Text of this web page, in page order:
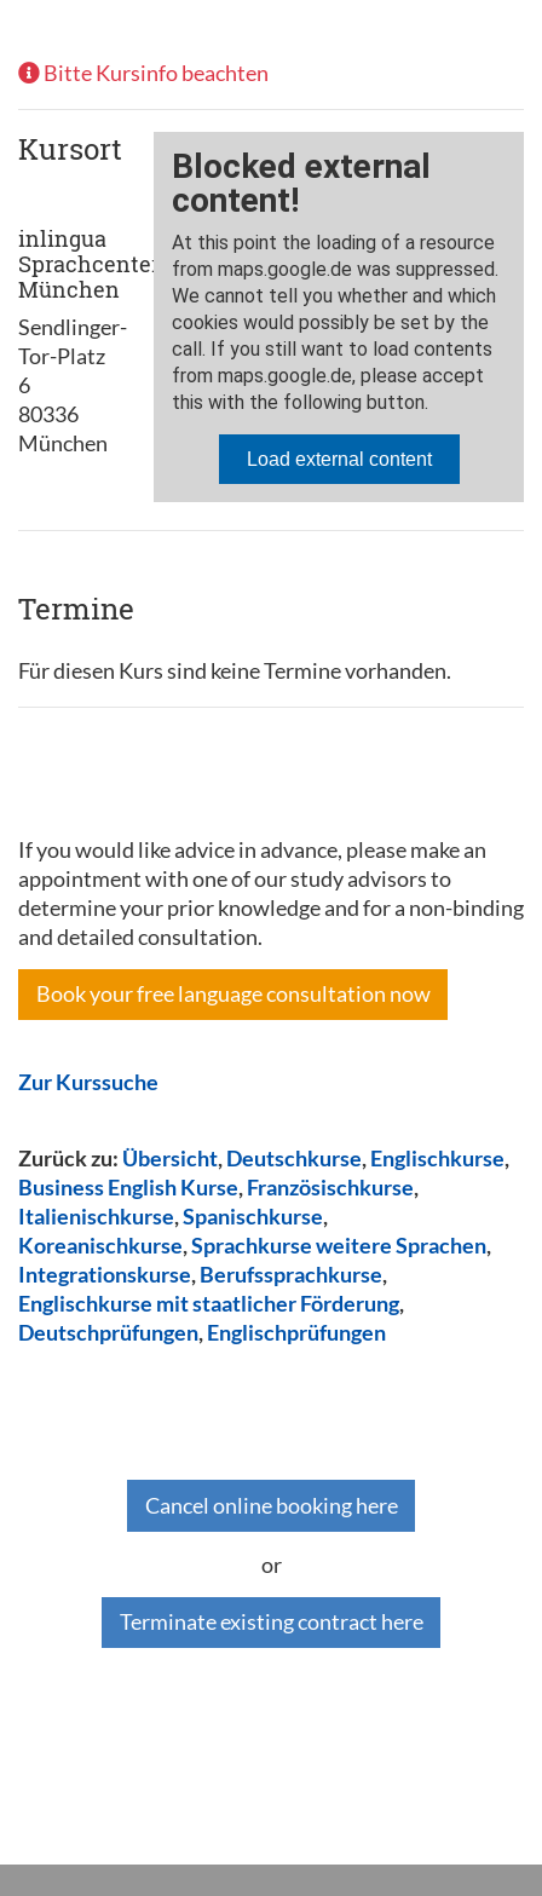
Bitte Kursinfo beachten
Kursort
inlingua
Sprachcenter
München
Sendlinger-
Tor-Platz
6
80336
München
Termine
Für diesen Kurs sind keine Termine vorhanden.
If you would like advice in advance, please make an
appointment with one of our study advisors to
determine your prior knowledge and for a non-binding
and detailed consultation.
Book your free language consultation now
Zur Kurssuche
Zurück zu: Übersicht,Deutschkurse,Englischkurse,
Business English Kurse,Französischkurse,
Italienischkurse,Spanischkurse,
Koreanischkurse,Sprachkurse weitere Sprachen,
Integrationskurse,Berufssprachkurse,
Englischkurse mit staatlicher Förderung,
Deutschprüfungen,Englischprüfungen
Cancel online booking here
or
Terminate existing contract here